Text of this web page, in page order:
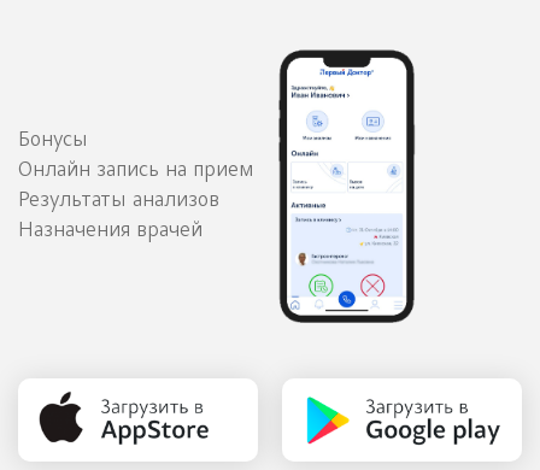
Бонусы
Онлайн запись на прием
Результаты анализов
Назначения врачей